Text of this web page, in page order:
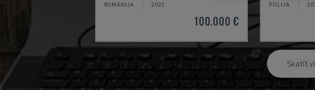
RUMĀNIJA 2023
100.000 €
POLIJA
Skatīt